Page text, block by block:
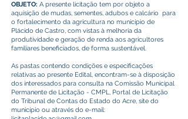
OBJETO: A presente licitação tem por objeto a
aquisição de mudas, sementes, adubos e calcário para
o fortalecimento da agricultura no município de
Plácido de Castro, com vistas à melhoria da
produtividade e geração de renda aos agricultores
familiares beneficiados, de forma sustentável.
As pastas contendo condições e especificações
relativas ao presente Edital, encontram-se à disposição
dos interessados para consulta na Comissão Municipal
Permanente de Licitação - CMPL, Portal de Licitação
do Tribunal de Contas do Estado do Acre, site do
município ou através do e-mail: